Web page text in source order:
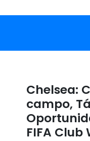
Chelsea:
campo,
FIFA Club